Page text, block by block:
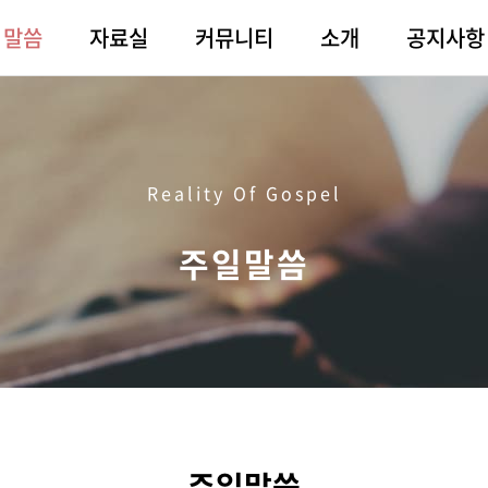
말씀 자료실 커뮤니티 소개 공지사항
Reality Of Gospel
주일말씀